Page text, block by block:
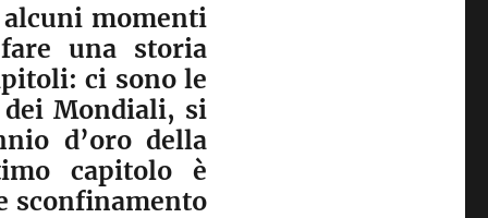
momenti
una storia
ci sono le
Mondiali, si
d’oro della
capitolo è
sconfinamento